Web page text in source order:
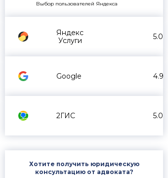
Выбор пользователей Яндекса
Яндекс
Услуги
5.0
Google 4.9
2ГИС 5.0
Хотите получить юридическую
консультацию от адвоката?